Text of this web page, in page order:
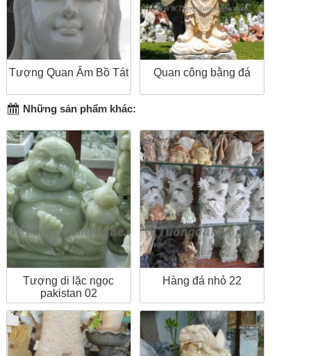
Tượng Quan Âm Bồ Tát Quan công bằng đá
Những sản phẩm khác:
Tượng di lặc ngọc
pakistan 02
Hàng đá nhỏ 22